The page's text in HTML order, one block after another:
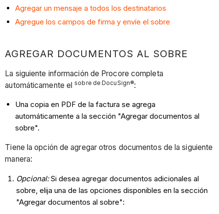
Agregar un mensaje a todos los destinatarios
Agregue los campos de firma y envíe el sobre
AGREGAR DOCUMENTOS AL SOBRE
La siguiente información de Procore completa
automáticamente elsobre de DocuSign®:
Una copia en PDF de la factura se agrega
automáticamente a la sección "Agregar documentos al
sobre".
Tiene la opción de agregar otros documentos de la siguiente
manera:
Opcional:Si desea agregar documentos adicionales al
sobre, elija una de las opciones disponibles en la sección
"Agregar documentos al sobre":